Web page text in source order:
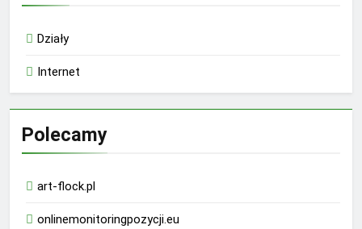
Działy
Internet
Polecamy
art-flock.pl
onlinemonitoringpozycji.eu